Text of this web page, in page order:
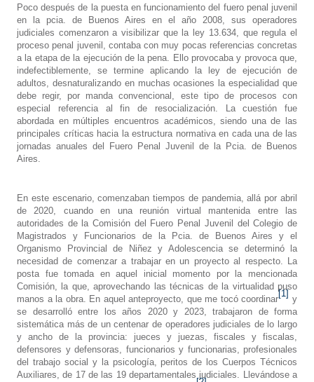
Poco después de la puesta en funcionamiento del fuero penal juvenil
en la pcia. de Buenos Aires en el año 2008, sus operadores
judiciales comenzaron a visibilizar que la ley 13.634, que regula el
proceso penal juvenil, contaba con muy pocas referencias concretas
a la etapa de la ejecución de la pena. Ello provocaba y provoca que,
indefectiblemente, se termine aplicando la ley de ejecución de
adultos, desnaturalizando en muchas ocasiones la especialidad que
debe regir, por manda convencional, este tipo de procesos con
especial referencia al fin de resocialización. La cuestión fue
abordada en múltiples encuentros académicos, siendo una de las
principales críticas hacia la estructura normativa en cada una de las
jornadas anuales del Fuero Penal Juvenil de la Pcia. de Buenos
Aires.
En este escenario, comenzaban tiempos de pandemia, allá por abril
de 2020, cuando en una reunión virtual mantenida entre las
autoridades de la Comisión del Fuero Penal Juvenil del Colegio de
Magistrados y Funcionarios de la Pcia. de Buenos Aires y el
Organismo Provincial de Niñez y Adolescencia se determinó la
necesidad de comenzar a trabajar en un proyecto al respecto. La
posta fue tomada en aquel inicial momento por la mencionada
Comisión, la que, aprovechando las técnicas de la virtualidad puso
manos a la obra. En aquel anteproyecto, que me tocó coordinar
[1]
y
se desarrolló entre los años 2020 y 2023, trabajaron de forma
sistemática más de un centenar de operadores judiciales de lo largo
y ancho de la provincia: jueces y juezas, fiscales y fiscalas,
defensores y defensoras, funcionarios y funcionarias, profesionales
del trabajo social y la psicología, peritos de los Cuerpos Técnicos
Auxiliares, de 17 de las 19 departamentales judiciales. Llevándose a